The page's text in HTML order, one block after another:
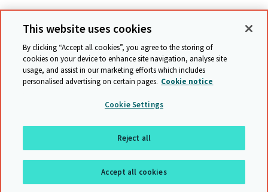
© Cambridge University Press & Assessment
Términos y condiciones
Protección de datos
Declaración de accesibilidad
Declaración sobre la esclavitud moderna
Política de protección y salvaguarda
Mapa del sitio
Regresar a arriba
This website uses cookies
By clicking “Accept all cookies”, you agree to the storing of
cookies on your device to enhance site navigation, analyse site
usage, and assist in our marketing efforts which includes
personalised advertising on certain pages. Cookie notice
Cookie Settings
Reject all
Accept all cookies